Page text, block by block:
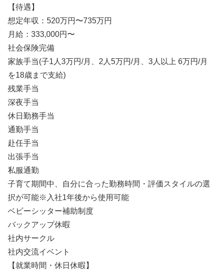
【待遇】
想定年収：520万円〜735万円
月給：333,000円〜
社会保険完備
家族手当(子1人3万円/月、2人5万円/月、3人以上 6万円/月
を18歳まで支給)
残業手当
深夜手当
休日勤務手当
通勤手当
赴任手当
出張手当
私服通勤
子育て期間中、自分に合った勤務時間・評価スタイルの選
択が可能※入社1年後から使用可能
ベビーシッター補助制度
バックアップ休暇
社内サークル
社内交流イベント
【就業時間・休日休暇】